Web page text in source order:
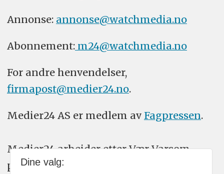
Annonse: annonse@watchmedia.no
Abonnement:m24@watchmedia.no
For andre henvendelser,
firmapost@medier24.no.
Medier24 AS er medlem av Fagpressen.
Medier24 arbeider etter Vær Varsom-
plakatens regler for god presseskikk.
Dine valg: